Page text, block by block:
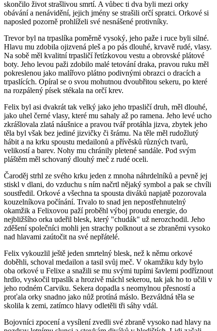
skončilo život strašlivou smrtí. A vůbec ti dva byli mezi orky
obávání a nenávidění, jejich jmény se strašili orčí spratci. Orkové si
naposled pozorně prohlíželi své nesnášené protivníky.
Trevor byl na trpaslíka poměrně vysoký, jeho paže i ruce byli silné.
Hlavu mu zdobila ojizvená pleš a po pás dlouhé, krvavě rudé, vlasy.
Na sobě měl kvalitní trpasličí řetízkovou vestu a obrovské plátové
boty. Jeho levou paži zdobilo malé tetování draka, pravou ruku měl
pokreslenou jako malířovo plátno podivnými obrazci o dracích a
trpaslících. Opíral se o svou mohutnou dvoubřitou sekeru, po které
na rozpálený písek stékala na orčí krev.
Felix byl asi dvakrát tak velký jako jeho trpasličí druh, měl dlouhé,
jako uhel černé vlasy, které mu sahaly až po ramena. Jeho levé ucho
zkrášlovala zlatá náušnice a pravou tvář protáhla jizva, zbytek jeho
těla byl však bez jediné jizvičky či šrámu. Na těle měl rudožlutý
hábit a na krku spoustu medailonů a přívěsků různých tvarů,
velikostí a barev. Nohy mu chránily pletené sandále. Pod svým
pláštěm měl schovaný dlouhý meč z rudé oceli.
Čaroděj strhl ze svého krku jeden z mnoha náhrdelníků a pevně jej
stiskl v dlani, do vzduchu s ním načrtl nějaký symbol a pak se chvíli
soustředil. Orkové a všechna ta spousta diváků napjatě pozorovala
kouzelníkova počínání. Trvalo to snad jen nepostřehnutelný
okamžik a Felixovou paží proběhl výboj proudu energie, do
nejbližšího orka udeřil blesk, který "chudák" už nerozchodil. Jeho
zděšení společníci mohli jen strachy polknout a se zbraněmi vysoko
nad hlavami zaútočit na své nepřátelé.
Felix vykouzlil ještě jeden smrtelný blesk, než k němu orkové
doběhli, schoval medailon a tasil svůj meč. V okamžiku kdy bylo
oba orkové u Felixe a snažili se mu svými tupími šavlemi podříznout
hrdlo, vyskočil trpaslík a hrozivě máchl sekerou, tak jak ho to učili v
jeho rodném Carviku. Sekera dopadla s neomylnou přesností a
proťala orky snadno jako nůž protíná máslo. Bezváldná těla se
skolila k zemi, zatímco hlavy odletěli tři sáhy vdál.
Bojovníci zpocení a vysílení zvedli své zbraně vysoko nad hlavy na